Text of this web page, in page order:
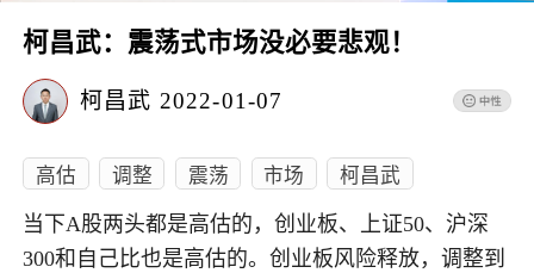
柯昌武：震荡式市场没必要悲观！
柯昌武 2022-01-07
高估 调整 震荡 市场 柯昌武
当下A股两头都是高估的，创业板、上证50、沪深
300和自己比也是高估的。创业板风险释放，调整到